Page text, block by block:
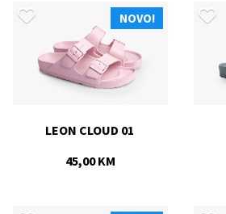
NOVO!
LEON CLOUD 01
45,00 KM